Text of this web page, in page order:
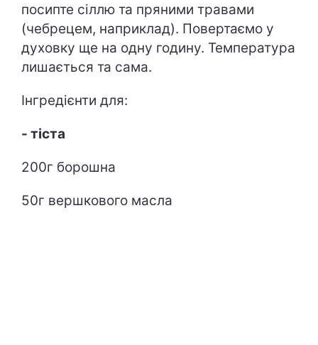
посипте сіллю та пряними травами
(чебрецем, наприклад). Повертаємо у
духовку ще на одну годину. Температура
лишається та сама.
Інгредієнти для:
- тіста
200г борошна
50г вершкового масла